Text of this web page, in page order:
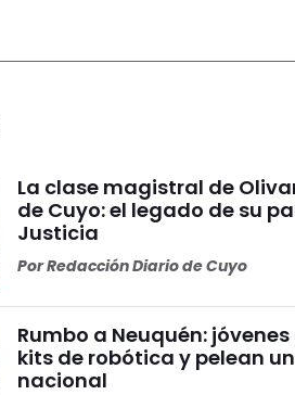
La clase magistral de
de Cuyo: el legado de su
Justicia
PorRedacción Diario de Cuyo
Rumbo a Neuquén:
kits de robótica y pelean
nacional